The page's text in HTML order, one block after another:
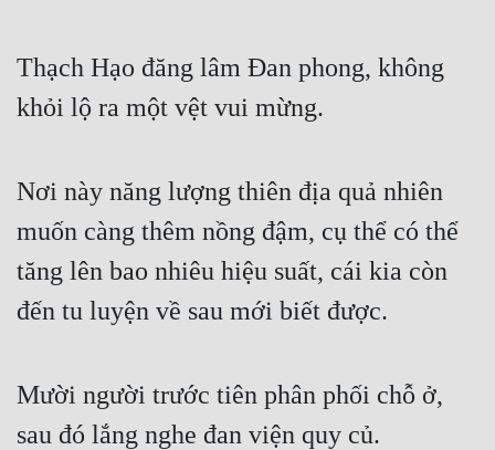
Thạch Hạo đăng lâm Đan phong, không
khỏi lộ ra một vệt vui mừng.
Nơi này năng lượng thiên địa quả nhiên
muốn càng thêm nồng đậm, cụ thể có thể
tăng lên bao nhiêu hiệu suất, cái kia còn
đến tu luyện về sau mới biết được.
Mười người trước tiên phân phối chỗ ở,
sau đó lắng nghe đan viện quy củ.